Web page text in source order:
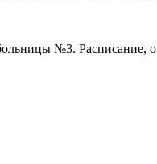
№3. Расписание,